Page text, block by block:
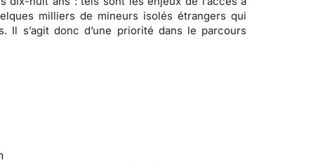
milliers de mineurs isolés étrangers qui
Il s’agit donc d’une priorité dans le parcours